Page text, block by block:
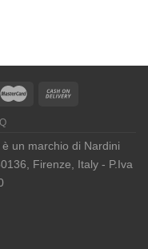
è un marchio di Nardini
Firenze, Italy - P.Iva